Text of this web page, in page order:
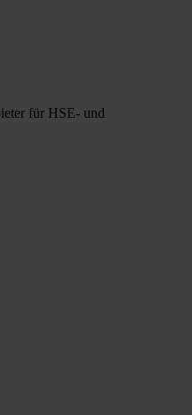
für HSE- und